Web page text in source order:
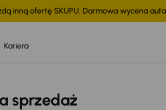
inną ofertę SKUPU. Darmowa wycena
Kariera
sprzedaż